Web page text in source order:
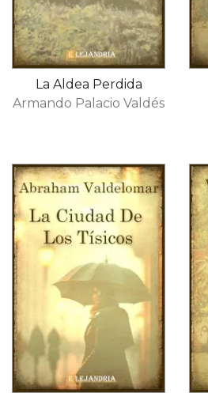
La Aldea Perdida
Armando Palacio Valdés